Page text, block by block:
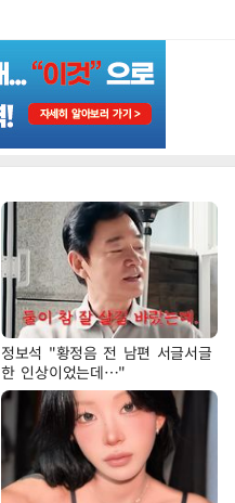
정보석 "황정음 전 남편 서글서글
한 인상이었는데…"